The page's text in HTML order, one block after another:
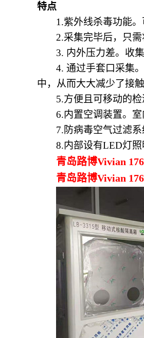
特点
1.紫外线杀毒功能。
2.采集完毕后，只
3. 内外压力差。收
4. 通过手套口采集
中，从而大大减少了接
5.方便且可移动的
6.内置空调装置。
7.防病毒空气过滤
8.内部设有LED灯
青岛路博Vivian
青岛路博Vivian